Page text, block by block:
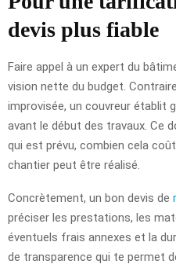
devis plus fiable
Faire appel à un expert du
vision nette du budget.
improvisée, un couvreur établit
avant le début des travaux. Ce
qui est prévu, combien cela
chantier peut être réalisé.
Concrètement, un bon devis de
préciser les prestations, les
éventuels frais annexes et la
de transparence qui te permet